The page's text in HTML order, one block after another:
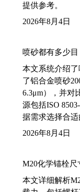
提供参考。
2026年8月4日
喷砂都有多少目
本文系统介绍
了铝合金喷砂
6.3μm），并对
源包括ISO
据需求选择合适
2026年8月4日
M20化学锚栓
本文详细解析